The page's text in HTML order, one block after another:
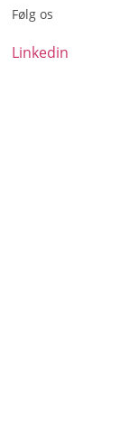
Følg os
Linkedin